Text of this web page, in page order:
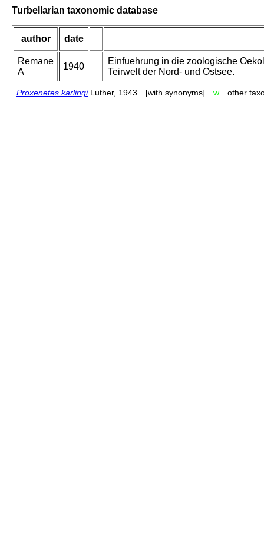
Turbellarian taxonomic database
author date
Remane
A
1940
Einfuehrung in die zoologische
Teirwelt der Nord- und Ostsee.
Proxenetes karlingiLuther, 1943 [with synonyms] w other